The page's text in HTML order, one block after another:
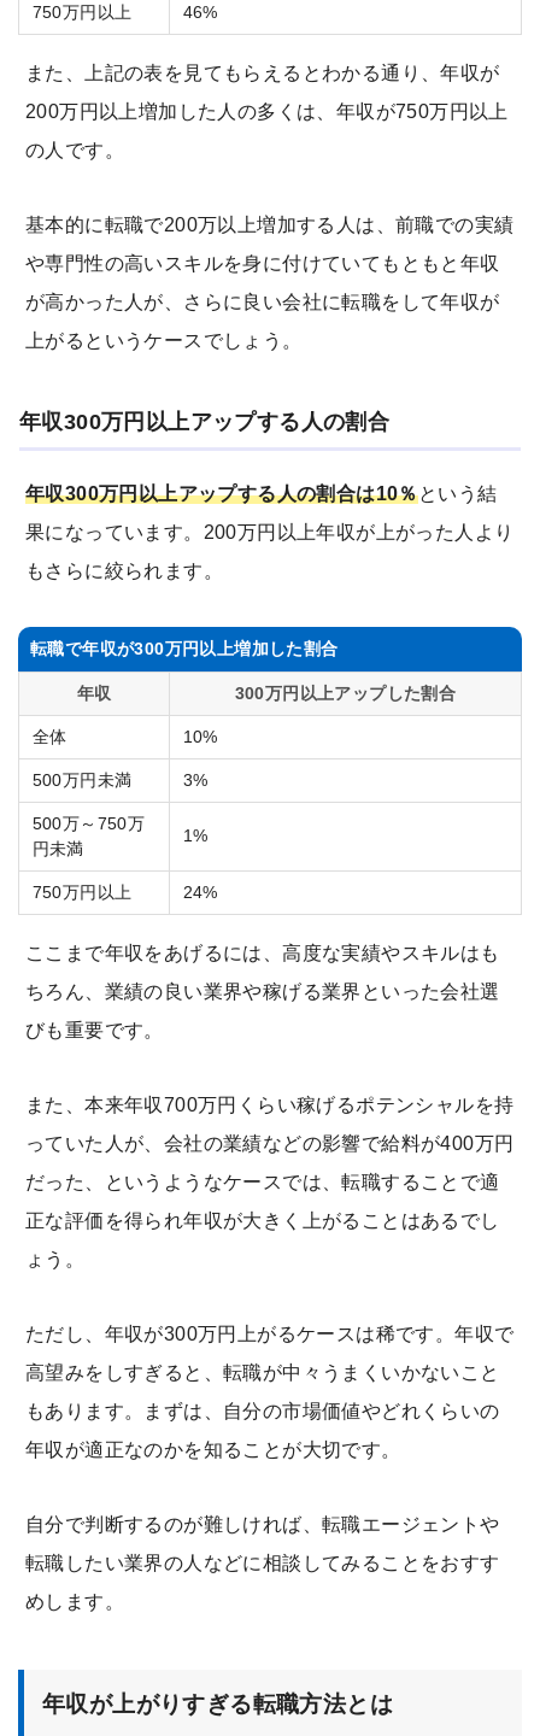
750万円以上 46%
また、上記の表を見てもらえるとわかる通り、年収が
200万円以上増加した人の多くは、年収が750万円以上
の人です。
基本的に転職で200万以上増加する人は、前職での実績
や専門性の高いスキルを身に付けていてもともと年収
が高かった人が、さらに良い会社に転職をして年収が
上がるというケースでしょう。
年収300万円以上アップする人の割合
年収300万円以上アップする人の割合は10％という結
果になっています。200万円以上年収が上がった人より
もさらに絞られます。
転職で年収が300万円以上増加した割合
年収 300万円以上アップした割合
全体 10%
500万円未満 3%
500万～750万
円未満
1%
750万円以上 24%
ここまで年収をあげるには、高度な実績やスキルはも
ちろん、業績の良い業界や稼げる業界といった会社選
びも重要です。
また、本来年収700万円くらい稼げるポテンシャルを持
っていた人が、会社の業績などの影響で給料が400万円
だった、というようなケースでは、転職することで適
正な評価を得られ年収が大きく上がることはあるでし
ょう。
ただし、年収が300万円上がるケースは稀です。年収で
高望みをしすぎると、転職が中々うまくいかないこと
もあります。まずは、自分の市場価値やどれくらいの
年収が適正なのかを知ることが大切です。
自分で判断するのが難しければ、転職エージェントや
転職したい業界の人などに相談してみることをおすす
めします。
年収が上がりすぎる転職方法とは